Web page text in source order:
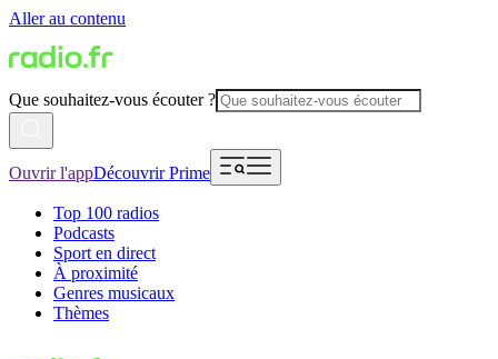
Aller au contenu
Que souhaitez-vous écouter ?
Ouvrir l'appDécouvrir Prime
Top 100 radios
Podcasts
Sport en direct
À proximité
Genres musicaux
Thèmes